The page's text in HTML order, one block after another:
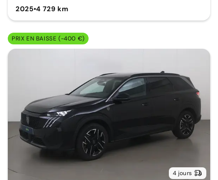
2025•4 729 km
PRIX EN BAISSE (-400 €)
4 jours